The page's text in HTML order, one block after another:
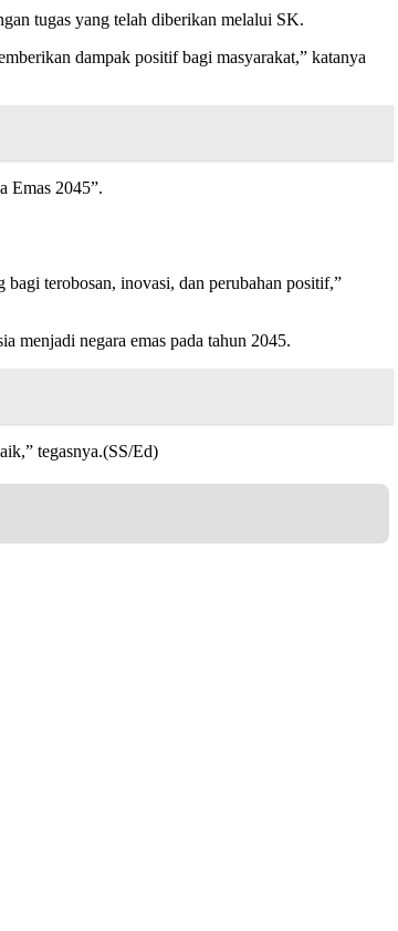
tugas yang telah diberikan melalui SK.
dampak positif bagi masyarakat,” katanya
Emas 2045”.
terobosan, inovasi, dan perubahan positif,”
menjadi negara emas pada tahun 2045.
tegasnya.(SS/Ed)